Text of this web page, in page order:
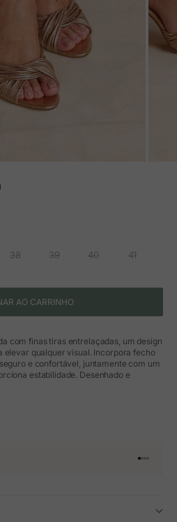
38 39 40 41
AO CARRINHO
com finas tiras entrelaçadas, um design
elevar qualquer visual. Incorpora fecho
e confortável, juntamente com um
estabilidade. Desenhado e
Ir para o
Ir para
Ir para
Ir para